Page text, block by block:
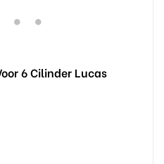
6 Cilinder Lucas